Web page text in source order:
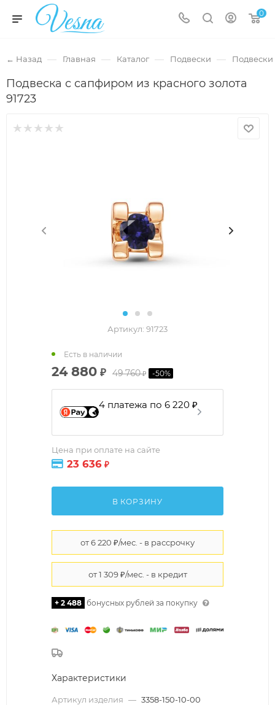
0
← Назад — Главная — Каталог — Подвески — Подвески
Подвеска с сапфиром из красного золота
91723
Артикул: 91723
24 880 ₽ 49 760₽ -50%
4 платежа по 6 220 ₽
Цена при оплате на сайте
23 636 ₽
Есть в наличии
В КОРЗИНУ
+ 2 488 бонусных рублей за покупку
Характеристики
Артикул изделия — 3358-150-10-00